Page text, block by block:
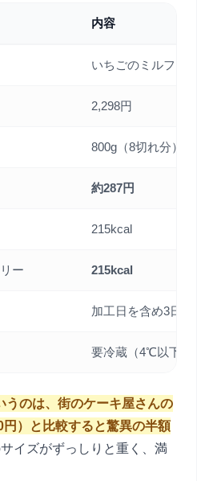
内容
いちごのミルフィ
2,298円
800g（8切れ分）
約287円
215kcal
ー 215kcal
加工日を含め3日間
要冷蔵（4℃以下）
うのは、街のケーキ屋さんの
）と比較すると驚異の半額
イズがずっしりと重く、満